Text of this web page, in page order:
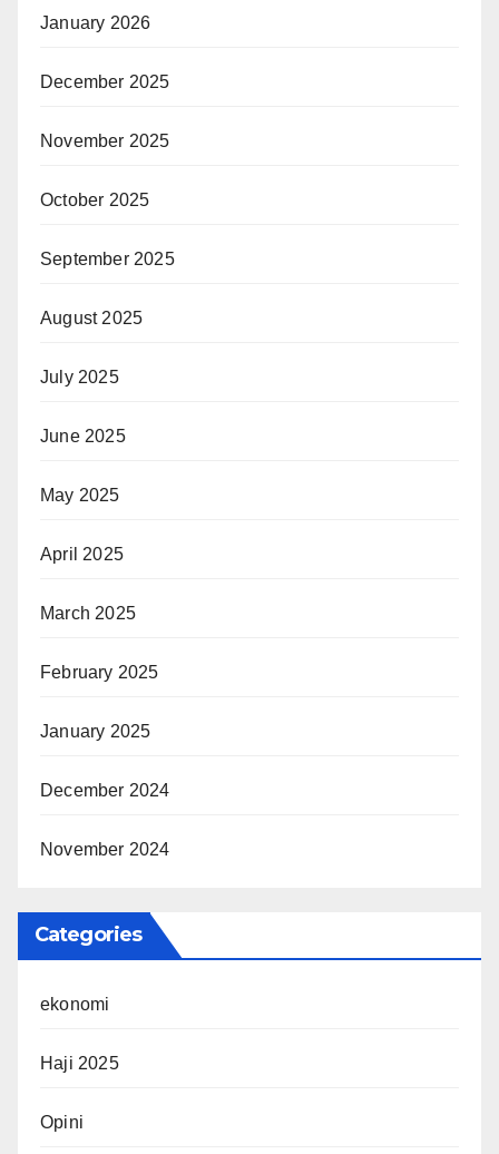
January 2026
December 2025
November 2025
October 2025
September 2025
August 2025
July 2025
June 2025
May 2025
April 2025
March 2025
February 2025
January 2025
December 2024
November 2024
Categories
ekonomi
Haji 2025
Opini